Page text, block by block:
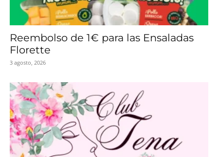
Reembolso de 1€ para las Ensaladas
Florette
3 agosto, 2026